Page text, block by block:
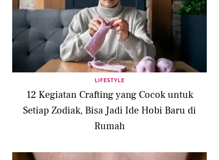
LIFESTYLE
12 Kegiatan Crafting yang Cocok untuk
Setiap Zodiak, Bisa Jadi Ide Hobi Baru di
Rumah